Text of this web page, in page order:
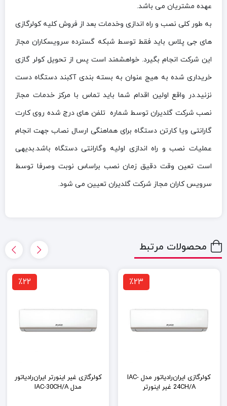
عهده مشتریان می باشد.
به طور کلی نصب و راه اندازی وخدمات بعد از فروش کلیه کولرگازی
های جی پلاس باید فقط توسط شبکه گسترده سرویسکاران مجاز
این شرکت انجام بگیرد. خواهشمند است پس از تحویل کولر گازی
خریداری شده به هیج عنوان به بسته بندی آکبند دستگاه دست
نزنید.در واقع اولین اقدام شما باید تماس با مرکز خدمات مجاز
نصب شرکت گلدیران توسط شماره تلفن های درج شده روی کارت
گارانتی ویا کارتن دستگاه برای هماهنگی ارسال نصاب جهت انجام
عملیات نصب و راه اندازی اولیه وگارانتی دستگاه باشد.بدیهی
است تعین وقت دقیق زمان نصب براساس نوبت وصرفا توسط
سرویس کاران مجاز شرکت گلدیران تعیین می شود.
محصولات مرتبط
٪23
کولرگازی ایران‌رادیاتور مدل IAC-
24CH/A غیر اینورتر
٪22
کولرگازی غیر اینورتر ایران‌رادیاتور
مدل IAC-30CH/A